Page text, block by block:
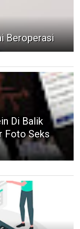
Beroperasi
Di Balik
Foto Seks